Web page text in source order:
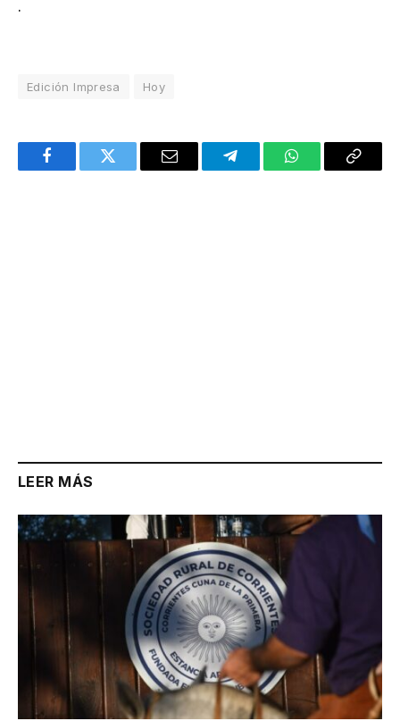
.
Edición Impresa Hoy
FacebookTwitter Email TelegramWhatsAppCopy
LEER MÁS